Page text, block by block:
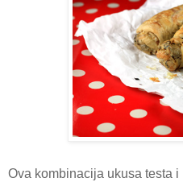
Ova kombinacija ukusa testa